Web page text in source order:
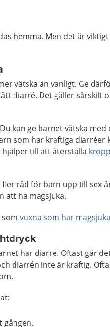
hemma. Men det är
vätska än vanligt. Ge
diarré. Det gäller särskilt
kan ge barnet vätska med
som har kraftiga diarréer
hjälper till att återställa
fler råd för barn upp till sex
att ha magsjuka.
somvuxna som har magsjuka
har diarré. Oftast går
diarrén inte är kraftig.
gången.